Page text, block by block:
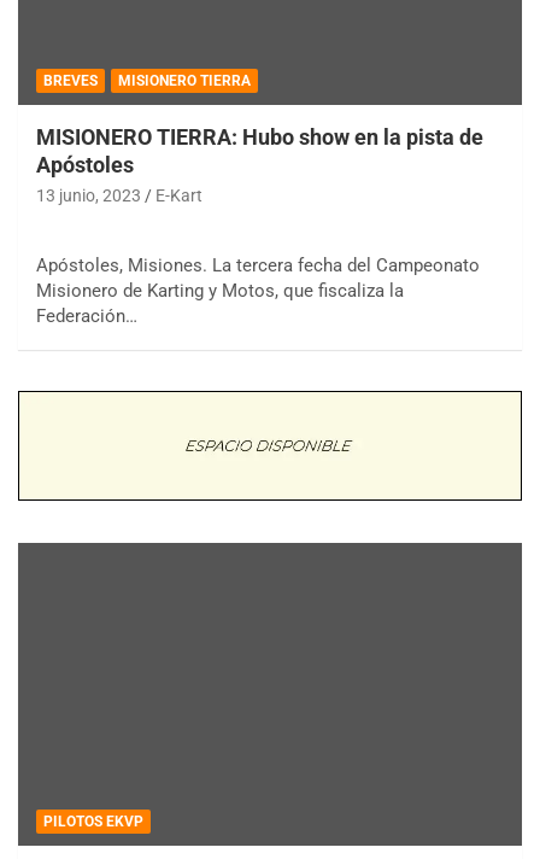
BREVES MISIONERO TIERRA
MISIONERO TIERRA: Hubo show en la pista de
Apóstoles
13 junio, 2023 E-Kart
Apóstoles, Misiones. La tercera fecha del Campeonato
Misionero de Karting y Motos, que fiscaliza la
Federación…
PILOTOS EKVP